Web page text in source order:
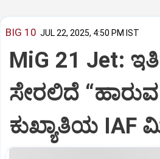
BIG 10 JUL 22, 2025, 4:50 PM IST
MiG 21 Jet:
ಸೇರಲಿದೆ
ಕುಖ್ಯಾತಿಯ IAF